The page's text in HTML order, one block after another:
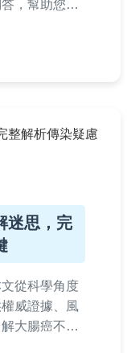
，幫助您快
容專業且易
迷思，完
從科學角度
威證據、風
大腸癌不會